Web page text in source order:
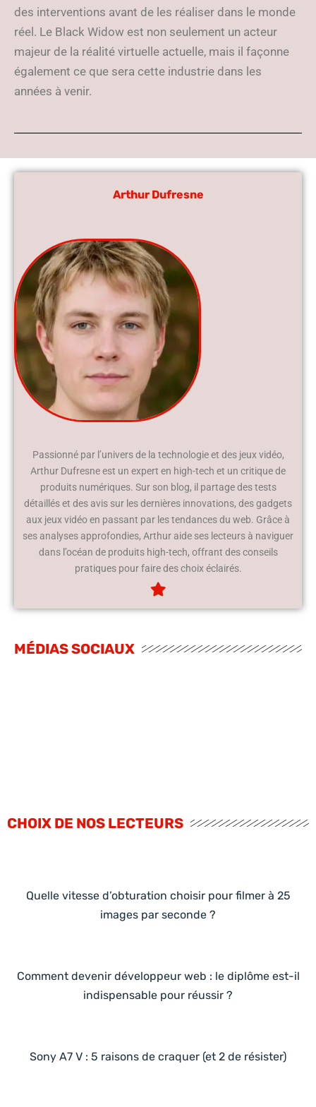
des interventions avant de les réaliser dans le monde
réel. Le Black Widow est non seulement un acteur
majeur de la réalité virtuelle actuelle, mais il façonne
également ce que sera cette industrie dans les
années à venir.
Arthur Dufresne
Passionné par l’univers de la technologie et des jeux vidéo,
Arthur Dufresne est un expert en high-tech et un critique de
produits numériques. Sur son blog, il partage des tests
détaillés et des avis sur les dernières innovations, des gadgets
aux jeux vidéo en passant par les tendances du web. Grâce à
ses analyses approfondies, Arthur aide ses lecteurs à naviguer
dans l’océan de produits high-tech, offrant des conseils
pratiques pour faire des choix éclairés.
MÉDIAS SOCIAUX
CHOIX DE NOS LECTEURS
Quelle vitesse d’obturation choisir pour filmer à 25
images par seconde ?
Comment devenir développeur web : le diplôme est-il
indispensable pour réussir ?
Sony A7 V : 5 raisons de craquer (et 2 de résister)